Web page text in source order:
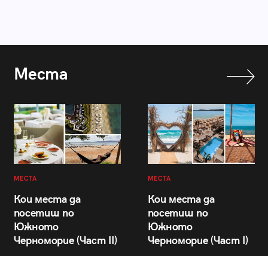
Места
МЕСТА
Кои места да
посетиш по
Южното
Черноморие (Част II)
МЕСТА
Кои места да
посетиш по
Южното
Черноморие (Част I)